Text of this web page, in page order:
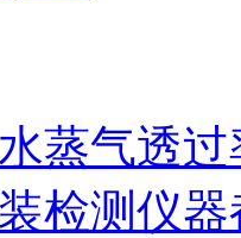
蒸气透
检测仪